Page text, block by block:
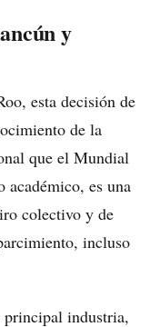
y
esta decisión de
de la
que el Mundial
es una
colectivo y de
incluso
principal industria,